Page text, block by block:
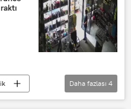
Çocuk
Daha fazlası 4